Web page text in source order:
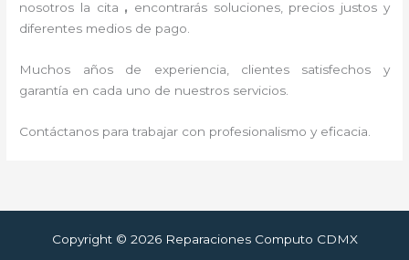
nosotros la cita , encontrarás soluciones, precios justos y
diferentes medios de pago.
Muchos años de experiencia, clientes satisfechos y
garantía en cada uno de nuestros servicios.
Contáctanos para trabajar con profesionalismo y eficacia.
Copyright © 2026 Reparaciones Computo CDMX